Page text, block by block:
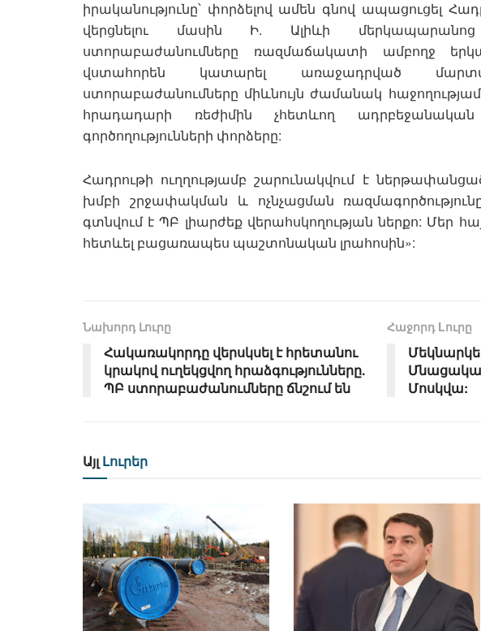
իրականությունը՝ փորձելով ամեն գնով ապացուցել
վերցնելու մասին Ի. Ալիևի մերկապարանոց
ստորաբաժանումները ռազմաճակատի ամբողջ
վստահորեն կատարել առաջադրված
ստորաբաժանումները միևնույն ժամանակ
հրադադարի ռեժիմին չհետևող
գործողությունների փորձերը:
Հադրութի ուղղությամբ շարունակվում է
խմբի շրջափակման և ոչնչացման
գտնվում է ՊԲ լիարժեք վերահսկողության ներքո: Մեր
հետևել բացառապես պաշտոնական լրահոսին»:
Նախորդ Լուրը
Հակառակորդը վերսկսել է հրետանու
կրակով ուղեկցվող հրաձգությունները.
ՊԲ ստորաբաժանումները ճնշում են
Հաջորդ Lուրը
Մոսկվա:
Այլ Լուրեր